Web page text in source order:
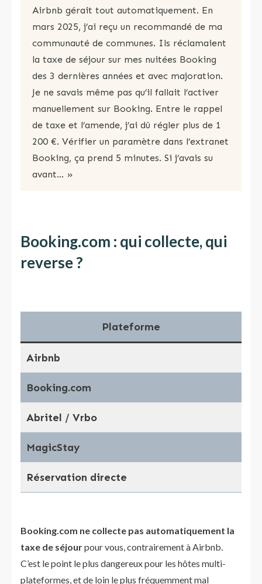
Airbnb gérait tout automatiquement. En
mars 2025, j’ai reçu un recommandé de ma
communauté de communes. Ils réclamaient
la taxe de séjour sur mes nuitées Booking
des 3 dernières années et avec majoration.
Je ne savais même pas qu’il fallait l’activer
manuellement sur Booking. Entre le rappel
de taxe et l’amende, j’ai dû régler plus de 1
200 €. Vérifier un paramètre dans l’extranet
Booking, ça prend 5 minutes. Si j’avais su
avant… »
Booking.com : qui collecte, qui
reverse ?
Plateforme
Airbnb
Booking.com
Abritel / Vrbo
MagicStay
Réservation directe
Booking.com ne collecte pas automatiquement la
taxe de séjourpour vous, contrairement à Airbnb.
C’est le point le plus dangereux pour les hôtes multi-
plateformes, et de loin le plus fréquemment mal